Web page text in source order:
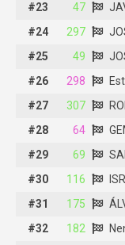
#23
47
#24
297
#25
49
#26
298
#27
307
#28
64
#29
69
#30
116
#31
175
#32
182
#23
JAVIER MANUEL PEÑA GÓMEZ
#24
297
JOSE FELIPE CALVO ORCAJO
#25
JOSE SULLIVAN GERARDO JOSON
#26
298
Esther Perez Septien
#27
307
ROBIN GONZALEZ DÍAZ
#28
GEMA LÓPEZ CERRO
#29
SANTIAGO ANTONIO BRAVO MUÑOZ
#30
116
ISRAEL GARRIDO DE LA TORRE
#31
175
ÁLVARO GOLDEROS PALOMO
#32
182
Nenad Stokic Jankovic